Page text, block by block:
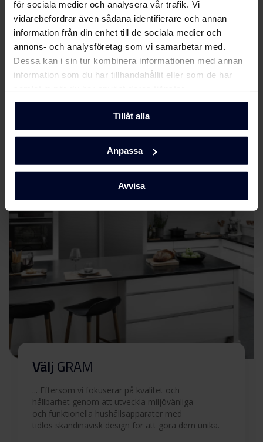
för sociala medier och analysera vår trafik. Vi
vidarebefordrar även sådana identifierare och annan
information från din enhet till de sociala medier och
annons- och analysföretag som vi samarbetar med.
Dessa kan i sin tur kombinera informationen med annan
information som du har tillhandahållit eller som de har
Tillåt alla
Anpassa
Avvisa
Användarmanual
(DK,EN,FI,NO,SV)
Ladda ner
Tekniska ritningar
Monteringsanvisning Ladda ner
Produktbild KFI 301752/1
Produktbild KFI
Ladda ner
Ladda ner alla (4) Ladda ner utvalda
Visa mer
OmGram
VäljGRAM
... Eftersom vi fokuserar på kvalitet och
hållbarhet genom att utveckla miljövänliga
och funktionella hushållsapparater med
tidlös skandinavisk design för att göra dem unika.